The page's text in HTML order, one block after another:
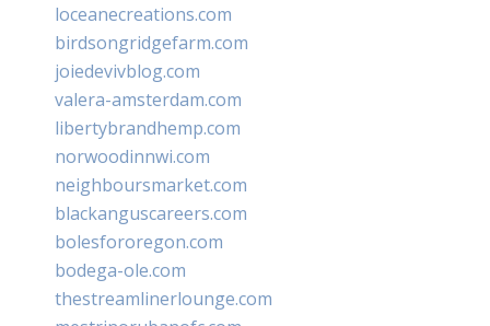
loceanecreations.com
birdsongridgefarm.com
joiedevivblog.com
valera-amsterdam.com
libertybrandhemp.com
norwoodinnwi.com
neighboursmarket.com
blackanguscareers.com
bolesfororegon.com
bodega-ole.com
thestreamlinerlounge.com